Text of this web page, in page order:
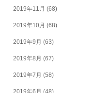
2019年11月 (68)
2019年10月 (68)
2019年9月 (63)
2019年8月 (67)
2019年7月 (58)
2019年6月 (48)